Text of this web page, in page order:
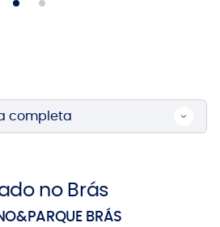
completa
no Brás
BRÁS